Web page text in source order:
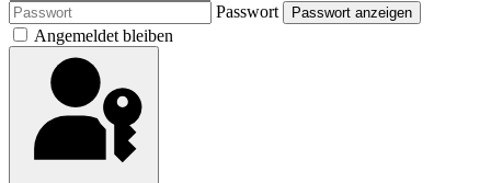
Passwort
Passwort anzeigen
Angemeldet bleiben